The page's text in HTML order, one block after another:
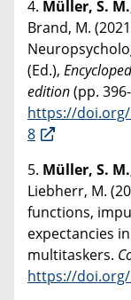
4. Müller, S. M.
Brand, M.
(Ed.),
edition(pp.
https://doi.org/
8
5. Müller, S.
Liebherr, M.
functions,
expectancies
multitaskers.
https://doi.org/